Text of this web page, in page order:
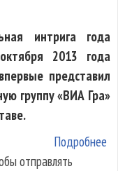
интрига года
2013 года
представил
группу «ВИА Гра»
Подробнее
отправлять